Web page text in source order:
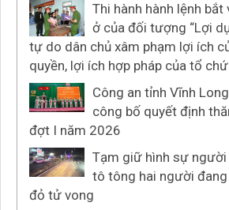
Thi hành hành lệnh bắt
ở của đối tượng “Lợi
tự do dân chủ xâm phạm lợi ích
quyền, lợi ích hợp pháp của tổ
Công an tỉnh Vĩnh
công bố quyết định
đợt I năm 2026
Tạm giữ hình sự người
tô tông hai người
đỏ tử vong